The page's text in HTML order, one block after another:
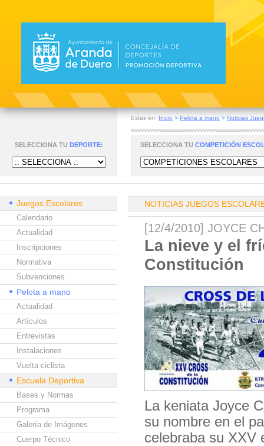
Estas en: Inicio > Pelota a mano > Noticias
SELECCIONA TU DEPORTE: SELECCIONA TU COMPETICIÓN
Juegos Escolares
Calendario
Actualidad
Inscripciones
Normativa
Subvenciones
Pelota a mano
Actualidad
Artículos
Entrevistas
Instalaciones
Vuelta ciclista
Escuela Deportiva
Bases y Normas
Programa
Galería de Imágenes
Cuerpo Técnico
NOTICIAS JUEGOS
[12/4/2010] JOYCE
La nieve y el
Constitución
La keniata Joyce
su nombre en el
celebraba su XXV